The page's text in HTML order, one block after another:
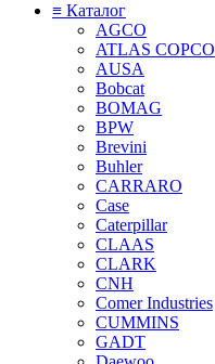
≡ Каталог
AGCO
ATLAS COPCO
AUSA
Bobcat
BOMAG
BPW
Brevini
Buhler
CARRARO
Case
Caterpillar
CLAAS
CLARK
CNH
Comer Industries
CUMMINS
GADT